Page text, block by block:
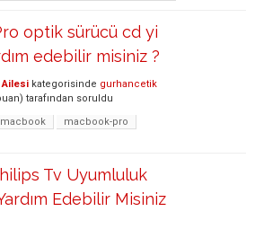
optik sürücü cd yi
edebilir misiniz ?
Ailesi kategorisinde gurhancetik
tarafından soruldu
macbook
macbook-pro
Tv Uyumluluk
Edebilir Misiniz